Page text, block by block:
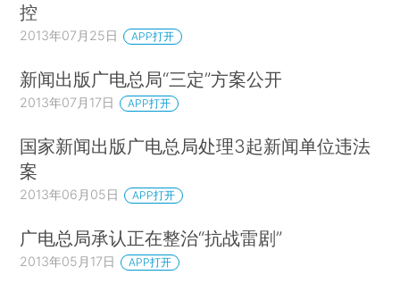
控
2013年07月25日 APP打开
新闻出版广电总局“三定”方案公开
2013年07月17日 APP打开
国家新闻出版广电总局处理3起新闻单位违法
案
2013年06月05日 APP打开
广电总局承认正在整治“抗战雷剧”
2013年05月17日 APP打开